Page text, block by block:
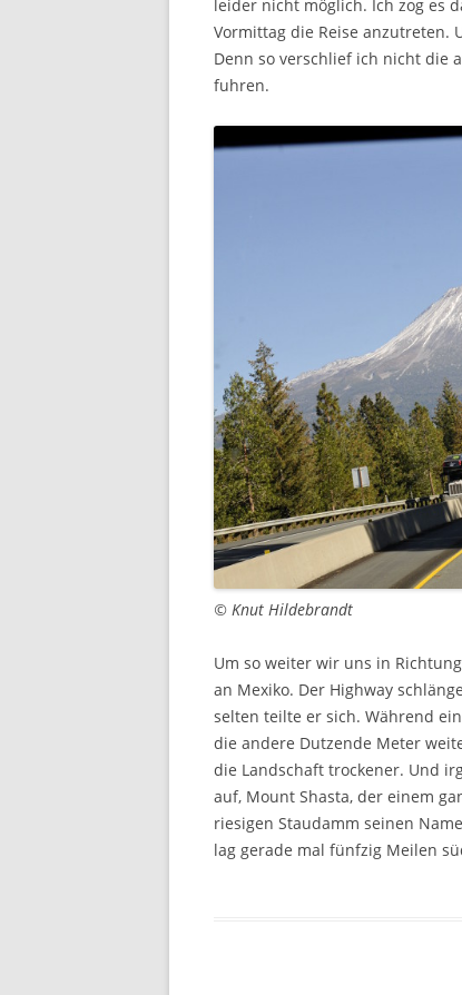
leider nicht möglich. Ich zog es
Vormittag die Reise anzutreten.
Denn so verschlief ich nicht die
fuhren.
© Knut Hildebrandt
Um so weiter wir uns in
an Mexiko. Der Highway
selten teilte er sich. Während
die andere Dutzende Meter
die Landschaft trockener. Und
auf, Mount Shasta, der einem
riesigen Staudamm seinen
lag gerade mal fünfzig Meilen